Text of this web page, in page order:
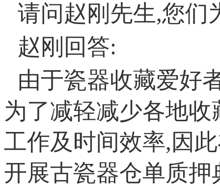
请问赵刚先生,您们
赵刚回答:
由于瓷器收藏爱好
为了减轻减少各地
工作及时间效率,因
开展古瓷器仓单质